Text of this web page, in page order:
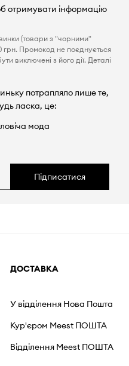
отримувати інформацію
(товари з "чорними"
грн. Промокод не поєднується
виключені з його дії. Деталі
потрапляло лише те,
ласка, це:
мода
Підписатися
ДОСТАВКА
У відділення Нова Пошта
Кур'єром Meest ПОШТА
Відділення Мeest ПОШТА